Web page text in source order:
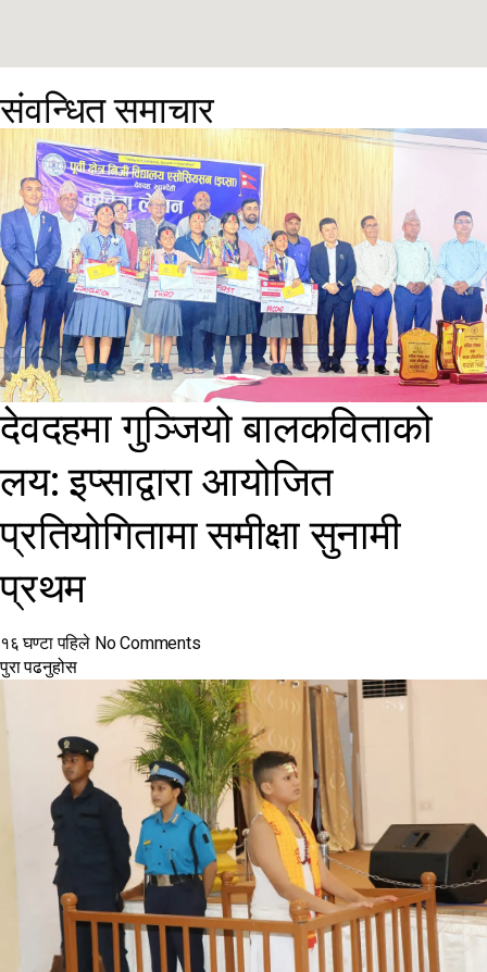
संवन्धित समाचार
देवदहमा गुञ्जियो बालकविताको
लय: इप्साद्वारा आयोजित
प्रतियोगितामा समीक्षा सुनामी
प्रथम
१६ घण्टा पहिले No Comments
पुरा पढनुहोस